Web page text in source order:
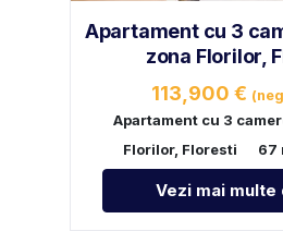
Apartament cu 3
zona Florilor,
113,900 €
Apartament cu 3
Florilor, Floresti
67
Vezi mai multe